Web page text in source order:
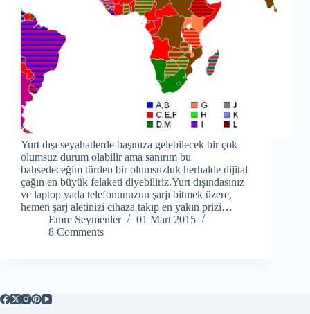
Yurt dışı seyahatlerde başınıza gelebilecek bir çok
olumsuz durum olabilir ama sanırım bu
bahsedeceğim türden bir olumsuzluk herhalde dijital
çağın en büyük felaketi diyebiliriz.Yurt dışındasınız
ve laptop yada telefonunuzun şarjı bitmek üzere,
hemen şarj aletinizi cihaza takıp en yakın prizi…
Emre Seymenler
01 Mart 2015
8 Comments